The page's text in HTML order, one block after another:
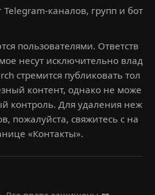
Telegram-каналов, групп и бот
пользователями. Ответств
несут исключительно влад
стремится публиковать тол
контент, однако не може
контроль. Для удаления неж
пожалуйста, свяжитесь с на
«Контакты».